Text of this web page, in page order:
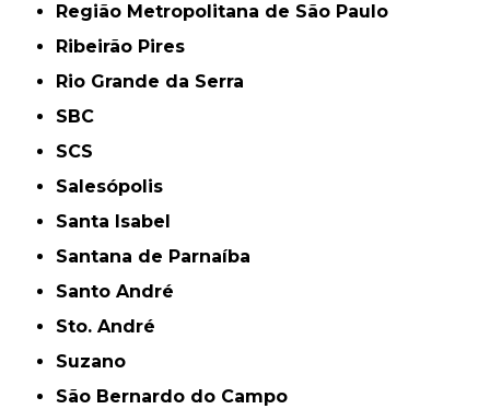
Região Metropolitana de São Paulo
Ribeirão Pires
Rio Grande da Serra
SBC
SCS
Salesópolis
Santa Isabel
Santana de Parnaíba
Santo André
Sto. André
Suzano
São Bernardo do Campo